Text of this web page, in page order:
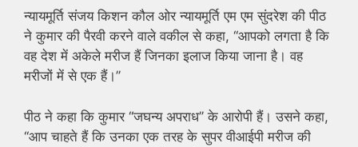
न्यायमूर्ति संजय किशन कौल ओर न्यायमूर्ति एम एम सुंदरेश की पीठ
ने कुमार की पैरवी करने वाले वकील से कहा, ‘‘आपको लगता है कि
वह देश में अकेले मरीज हैं जिनका इलाज किया जाना है। वह
मरीजों में से एक हैं।’’
पीठ ने कहा कि कुमार ‘‘जघन्य अपराध’’ के आरोपी हैं। उसने कहा,
‘‘आप चाहते हैं कि उनका एक तरह के सुपर वीआईपी मरीज की